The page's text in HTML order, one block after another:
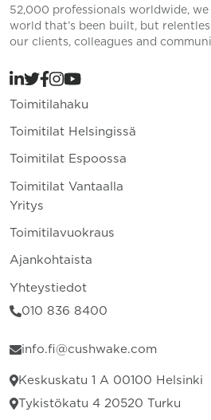
52,000 professionals worldwide,
world that’s been built, but
our clients, colleagues and
Toimitilahaku
Toimitilat Helsingissä
Toimitilat Espoossa
Toimitilat Vantaalla
Yritys
Toimitilavuokraus
Ajankohtaista
Yhteystiedot
010 836 8400
info.fi@cushwake.com
Keskuskatu 1 A 00100 Helsinki
Tykistökatu 4 20520 Turku